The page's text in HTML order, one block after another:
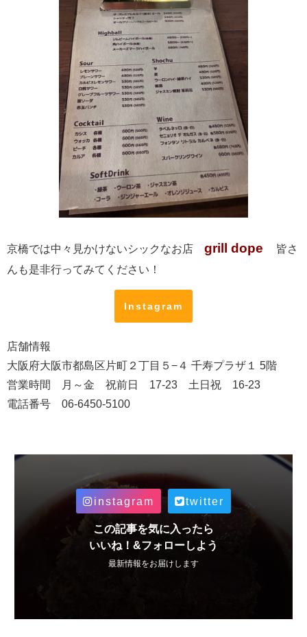
京橋では中々見かけないシックなお店 grill dope
皆さ
んも是非行ってみてください！
Instagram
店舗情報
大阪府大阪市都島区片町２丁目５−４ 千寿プラザ１ 5階
営業時間 月～金 祝前日 17‐23 土日祝 16‐23
電話番号 06‐6450‐5100
instagram twitter
この記事を気に入ったら
いいね！&フォローしよう
最新情報をお届けします